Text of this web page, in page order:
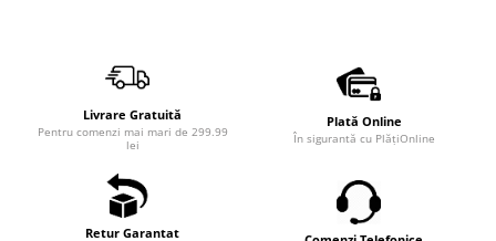
Livrare Gratuită
Pentru comenzi mai mari de 299.99
lei
Plată Online
În sigurantă cu PlățiOnline
Retur Garantat